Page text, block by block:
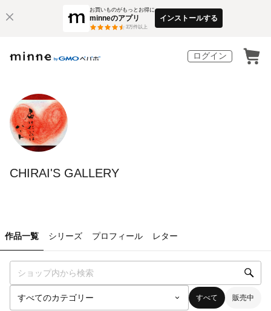
お買いものがもっとお得に
minneのアプリ
3万件以上
インストールする
ログイン
CHIRAI'S GALLERY
作品一覧 シリーズ プロフィール レター
すべて 販売中